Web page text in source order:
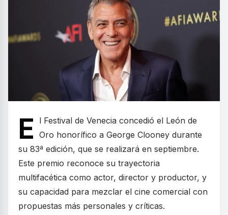
E
l Festival de Venecia concedió el León de
Oro honorífico a George Clooney durante
su 83ª edición, que se realizará en septiembre.
Este premio reconoce su trayectoria
multifacética como actor, director y productor, y
su capacidad para mezclar el cine comercial con
propuestas más personales y críticas.